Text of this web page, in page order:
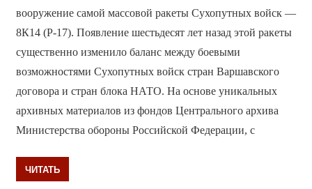
вооружение самой массовой ракеты Сухопутных войск —
8К14 (Р-17). Появление шестьдесят лет назад этой ракеты
существенно изменило баланс между боевыми
возможностями Сухопутных войск стран Варшавского
договора и стран блока НАТО. На основе уникальных
архивных материалов из фондов Центрального архива
Министерства обороны Российской Федерации, с
ЧИТАТЬ